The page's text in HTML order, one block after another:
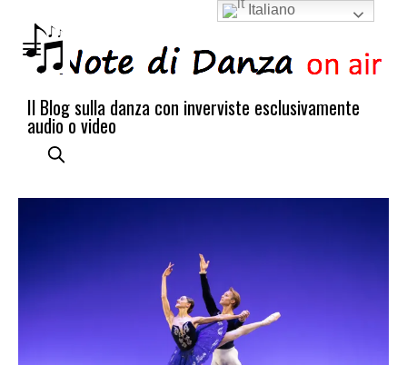
Il Blog sulla danza con inverviste esclusivamente
audio o video
Italiano